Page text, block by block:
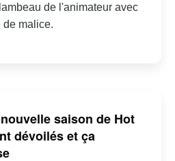
de l'animateur avec
de malice.
saison de Hot
dévoilés et ça